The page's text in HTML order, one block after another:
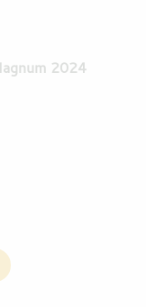
2024